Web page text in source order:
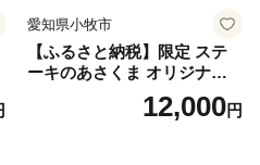
愛知県小牧市
【ふるさと納税】限定 ステ
ーキのあさくま オリジナル
お食事券 3000円 お好きなメ
ニュー 好きなだけ コーンス
12,000円